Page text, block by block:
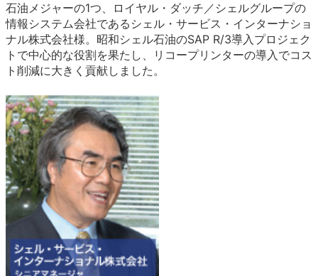
石油メジャーの1つ、ロイヤル・ダッチ／シェルグループの
情報システム会社であるシェル・サービス・インターナショ
ナル株式会社様。昭和シェル石油のSAP R/3導入プロジェク
トで中心的な役割を果たし、リコープリンターの導入でコス
ト削減に大きく貢献しました。